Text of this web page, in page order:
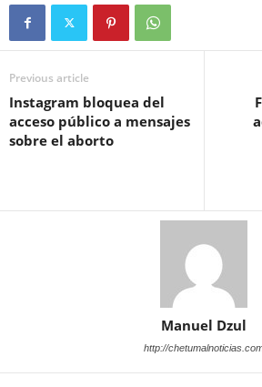
Previous article
Instagram bloquea del
acceso público a mensajes
sobre el aborto
Manuel Dzul
http://